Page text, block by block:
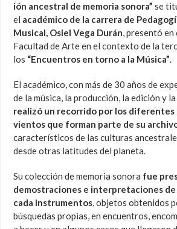
ión ancestral de memoria sonora” se
el académico de la carrera de
Musical, Osiel Vega Durán, presentó
Facultad de Arte en el contexto de la
los “Encuentros en torno a la Música”.
El académico, con más de 30 años de
de la música, la producción, la edición y
realizó un recorrido por los
vientos que forman parte de su
característicos de las culturas
desde otras latitudes del planeta.
Su colección de memoria sonora fue
demostraciones e interpretaciones de
cada instrumentos, objetos obtenidos
búsquedas propias, en encuentros,